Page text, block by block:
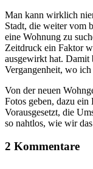
Man kann wirklich
Stadt, die weiter vom
eine Wohnung zu
Zeitdruck ein Faktor
ausgewirkt hat. Damit
Vergangenheit, wo
Von der neuen
Fotos geben, dazu
Vorausgesetzt, die
so nahtlos, wie wir
2 Kommentare